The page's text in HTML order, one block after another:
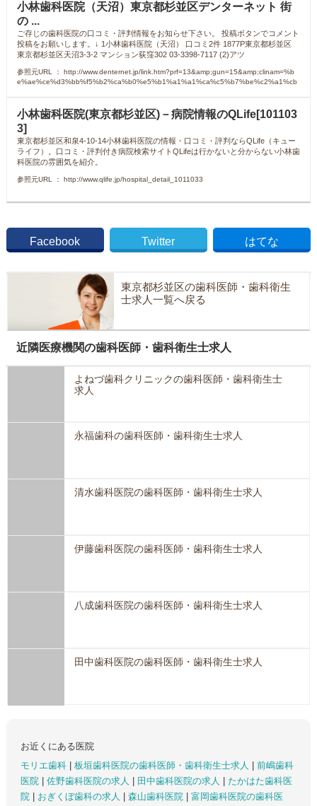
小林歯科医院（天沼）東京都杉並区デンターネット 街
の ...
ご存じの歯科医院の口コミ・評判情報をお知らせ下さい。 投稿ボタンでコメント
投稿をお願いします。↓ 1小林歯科医院（天沼） 口コミ2件 1877P東京都杉並区
東京都杉並区天沼3-3-2 マンション荻窪302 03-3398-7117 (2)アツ
参照元URL ： http://www.denternet.jp/link.htm?prf=13&amp;gun=15&amp;clinam=%b
e%ae%ce%d3%bb%f5%b2%ca%b0%e5%b1%a1%a1%ca%c5%b7%be%c2%a1%cb
小林歯科医院(東京都杉並区)－病院情報のQLife[101103
3]
東京都杉並区和泉4-10-14小林歯科医院の情報・口コミ・評判ならQLife（キュー
ライフ）。口コミ・評判付き病院検索サイトQLifeは行かないと分からない小林歯
科医院の雰囲気を紹介。
参照元URL ： http://www.qlife.jp/hospital_detail_1011033
Facebook Twitter はてな
東京都杉並区の歯科医師・歯科衛生
士求人一覧へ戻る
近隣医療機関の歯科医師・歯科衛生士求人
よねづ歯科クリニックの歯科医師・歯科衛生士
求人
永福歯科の歯科医師・歯科衛生士求人
清水歯科医院の歯科医師・歯科衛生士求人
伊藤歯科医院の歯科医師・歯科衛生士求人
八成歯科医院の歯科医師・歯科衛生士求人
田中歯科医院の歯科医師・歯科衛生士求人
お近くにある医院
モリエ歯科
板垣歯科医院の歯科医師・歯科衛生士求人
前嶋歯科
医院
佐野歯科医院の求人 田中歯科医院の求人
たかはた歯科医
院
おぎくぼ歯科の求人 森山歯科医院
富岡歯科医院の歯科医